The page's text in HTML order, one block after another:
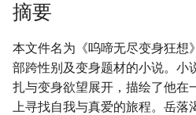
摘要
本文件名为《呜啼无尽变身狂想
部跨性别及变身题材的小说。小
扎与变身欲望展开，描绘了他在
上寻找自我与真爱的旅程。岳落